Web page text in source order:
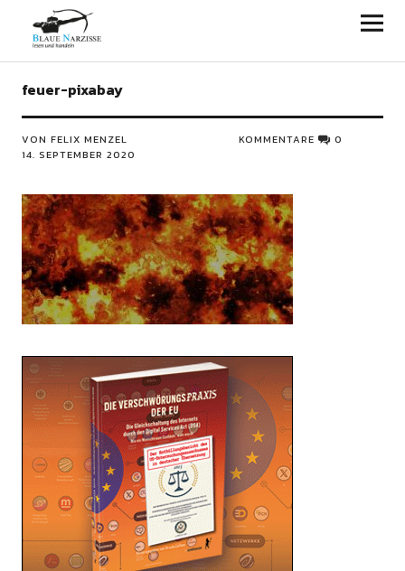
Blaue Narzisse
feuer-pixabay
VON FELIX MENZEL
14. SEPTEMBER 2020
KOMMENTARE 0